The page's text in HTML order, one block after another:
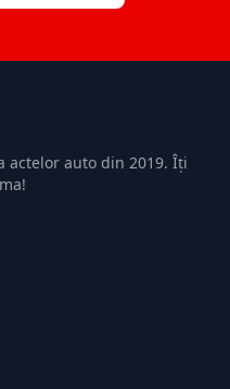
actelor auto din 2019. Îți